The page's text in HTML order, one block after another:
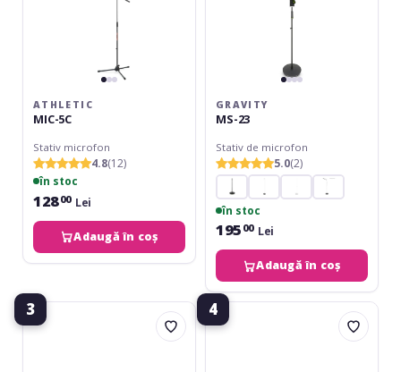
ATHLETIC
MIC-5C
Stativ microfon
4.8(12)
în stoc
12800 Lei
Adaugă în coș
GRAVITY
MS-23
Stativ de microfon
5.0(2)
în stoc
195 00 Lei
Adaugă în coș
3
Athletic
MIC-
4
Athletic
MIC-